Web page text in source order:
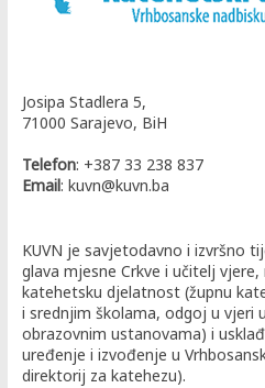
Josipa Stadlera 5,
71000 Sarajevo, BiH
Telefon: +387 33 238 837
Email: kuvn@kuvn.ba
KUVN je savjetodavno i izvršno
glava mjesne Crkve i učitelj
katehetsku djelatnost (župnu
i srednjim školama, odgoj u vjeri
obrazovnim ustanovama) i
uređenje i izvođenje u
direktorij za katehezu).